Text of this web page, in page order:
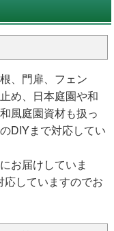
、門扉、フェン
め、日本庭園や和
風庭園資材も扱っ
DIYまで対応してい
お届けしていま
していますのでお